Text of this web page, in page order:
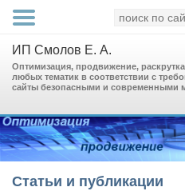
ИП Смолов Е. А.
Оптимизация, продвижение,
любых тематик в соответствии с
сайты безопасными и современными
Статьи и публикации